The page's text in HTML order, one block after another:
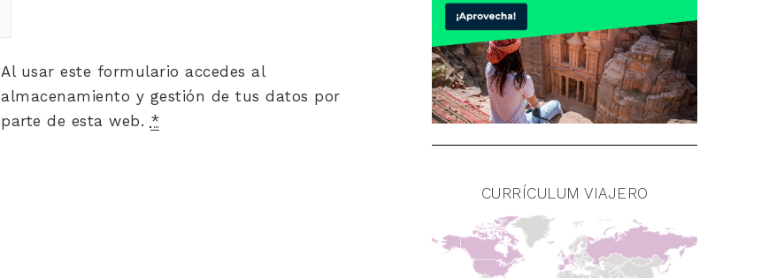
Al usar este formulario accedes al
almacenamiento y gestión de tus datos por
parte de esta web. *
CURRÍCULUM VIAJERO